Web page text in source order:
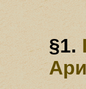
§1.